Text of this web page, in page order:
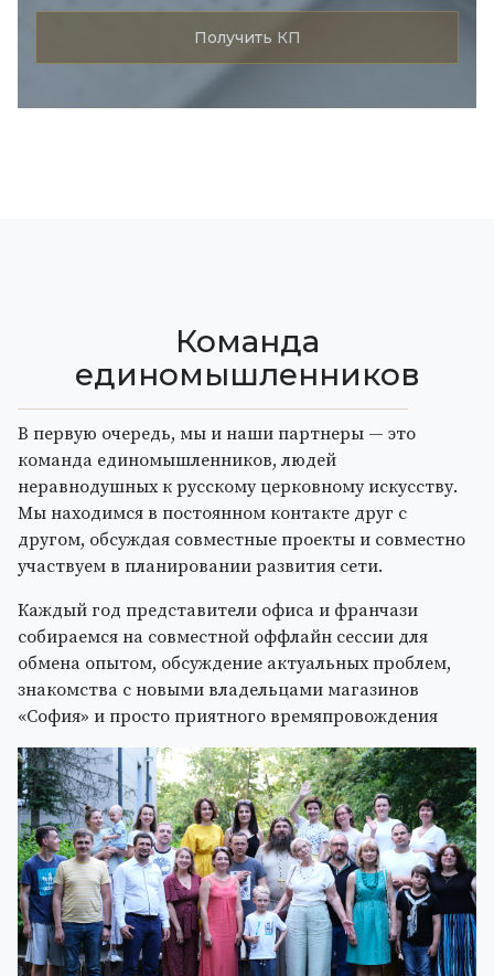
Команда
единомышленников
В первую очередь, мы и наши партнеры — это
команда единомышленников, людей
неравнодушных к русскому церковному искусству.
Мы находимся в постоянном контакте друг с
другом, обсуждая совместные проекты и совместно
участвуем в планировании развития сети.
Каждый год представители офиса и франчази
собираемся на совместной оффлайн сессии для
обмена опытом, обсуждение актуальных проблем,
знакомства с новыми владельцами магазинов
«София» и просто приятного времяпровождения